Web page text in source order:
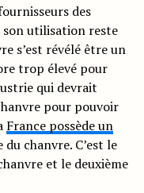
des
son utilisation reste
s’est révélé être un
trop élevé pour
qui devrait
pour pouvoir
France possède un
chanvre. C’est le
et le deuxième